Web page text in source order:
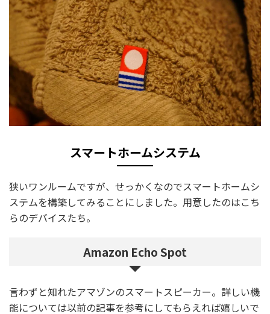
スマートホームシステム
狭いワンルームですが、せっかくなのでスマートホームシ
ステムを構築してみることにしました。用意したのはこち
らのデバイスたち。
Amazon Echo Spot
言わずと知れたアマゾンのスマートスピーカー。詳しい機
能については以前の記事を参考にしてもらえれば嬉しいで